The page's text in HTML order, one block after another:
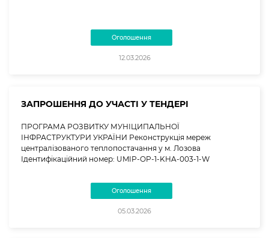
Оголошення
12.03.2026
ЗАПРОШЕННЯ ДО УЧАСТІ У ТЕНДЕРІ
ПРОГРАМА РОЗВИТКУ МУНІЦИПАЛЬНОЇ
ІНФРАСТРУКТУРИ УКРАЇНИ Реконструкція мереж
централізованого теплопостачання у м. Лозова
Ідентифікаційний номер: UMIP-OP-1-KHA-003-1-W
Оголошення
05.03.2026